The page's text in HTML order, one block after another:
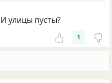
улицы пусты?
1